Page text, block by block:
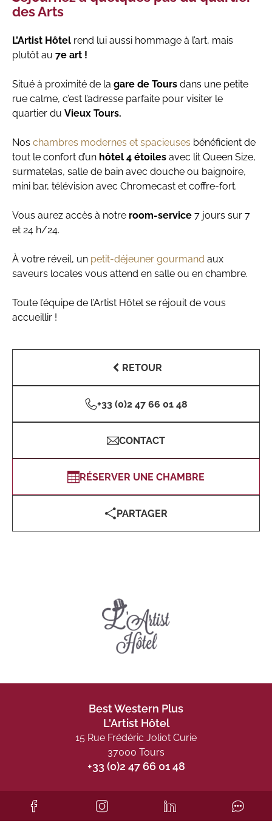
des Arts
L’Artist Hôtel rend lui aussi hommage à l’art, mais
plutôt au 7e art !
Situé à proximité de la gare de Tours dans une petite
rue calme, c’est l’adresse parfaite pour visiter le
quartier du Vieux Tours.
Nos chambres modernes et spacieuses bénéficient de
tout le confort d’un hôtel 4 étoiles avec lit Queen Size,
surmatelas, salle de bain avec douche ou baignoire,
mini bar, télévision avec Chromecast et coffre-fort.
Vous aurez accès à notre room-service 7 jours sur 7
et 24 h/24.
À votre réveil, un petit-déjeuner gourmand aux
saveurs locales vous attend en salle ou en chambre.
Toute l’équipe de l’Artist Hôtel se réjouit de vous
accueillir !
RETOUR
+33 (0)2 47 66 01 48
CONTACT
RÉSERVER UNE CHAMBRE
PARTAGER
Best Western Plus
L'Artist Hôtel
15 Rue Frédéric Joliot Curie
37000 Tours
+33 (0)2 47 66 01 48